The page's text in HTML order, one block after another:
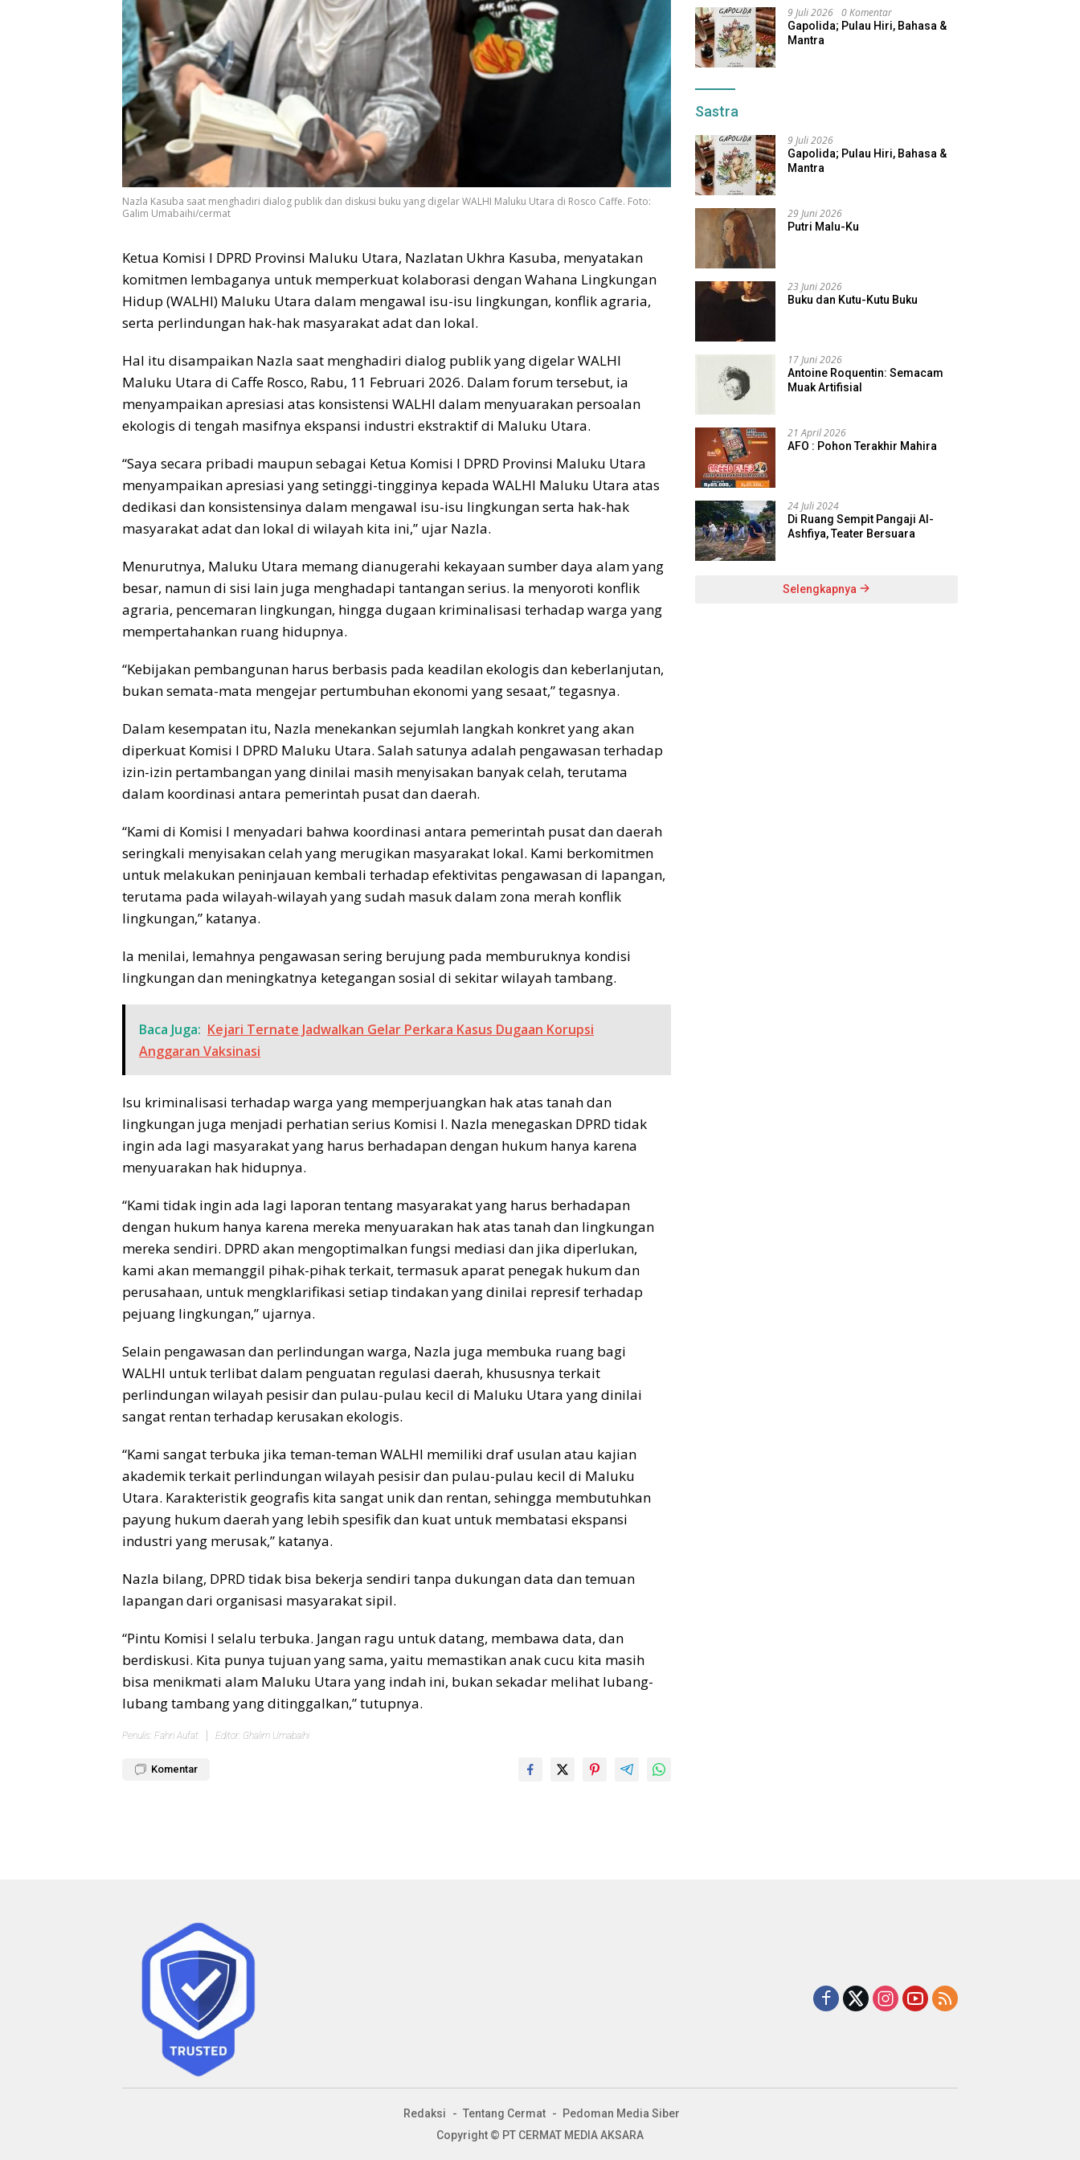
Nazla Kasuba saat menghadiri dialog publik dan diskusi buku yang digelar WALHI Maluku Utara di Rosco Caffe. Foto:
Galim Umabaihi/cermat
Ketua Komisi I DPRD Provinsi Maluku Utara, Nazlatan Ukhra Kasuba, menyatakan
komitmen lembaganya untuk memperkuat kolaborasi dengan Wahana Lingkungan
Hidup (WALHI) Maluku Utara dalam mengawal isu-isu lingkungan, konflik agraria,
serta perlindungan hak-hak masyarakat adat dan lokal.
Hal itu disampaikan Nazla saat menghadiri dialog publik yang digelar WALHI
Maluku Utara di Caffe Rosco, Rabu, 11 Februari 2026. Dalam forum tersebut, ia
menyampaikan apresiasi atas konsistensi WALHI dalam menyuarakan persoalan
ekologis di tengah masifnya ekspansi industri ekstraktif di Maluku Utara.
“Saya secara pribadi maupun sebagai Ketua Komisi I DPRD Provinsi Maluku Utara
menyampaikan apresiasi yang setinggi-tingginya kepada WALHI Maluku Utara atas
dedikasi dan konsistensinya dalam mengawal isu-isu lingkungan serta hak-hak
masyarakat adat dan lokal di wilayah kita ini,” ujar Nazla.
Menurutnya, Maluku Utara memang dianugerahi kekayaan sumber daya alam yang
besar, namun di sisi lain juga menghadapi tantangan serius. Ia menyoroti konflik
agraria, pencemaran lingkungan, hingga dugaan kriminalisasi terhadap warga yang
mempertahankan ruang hidupnya.
“Kebijakan pembangunan harus berbasis pada keadilan ekologis dan keberlanjutan,
bukan semata-mata mengejar pertumbuhan ekonomi yang sesaat,” tegasnya.
Dalam kesempatan itu, Nazla menekankan sejumlah langkah konkret yang akan
diperkuat Komisi I DPRD Maluku Utara. Salah satunya adalah pengawasan terhadap
izin-izin pertambangan yang dinilai masih menyisakan banyak celah, terutama
dalam koordinasi antara pemerintah pusat dan daerah.
“Kami di Komisi I menyadari bahwa koordinasi antara pemerintah pusat dan daerah
seringkali menyisakan celah yang merugikan masyarakat lokal. Kami berkomitmen
untuk melakukan peninjauan kembali terhadap efektivitas pengawasan di lapangan,
terutama pada wilayah-wilayah yang sudah masuk dalam zona merah konflik
lingkungan,” katanya.
Ia menilai, lemahnya pengawasan sering berujung pada memburuknya kondisi
lingkungan dan meningkatnya ketegangan sosial di sekitar wilayah tambang.
Baca Juga: Kejari Ternate Jadwalkan Gelar Perkara Kasus Dugaan Korupsi
Anggaran Vaksinasi
Isu kriminalisasi terhadap warga yang memperjuangkan hak atas tanah dan
lingkungan juga menjadi perhatian serius Komisi I. Nazla menegaskan DPRD tidak
ingin ada lagi masyarakat yang harus berhadapan dengan hukum hanya karena
menyuarakan hak hidupnya.
“Kami tidak ingin ada lagi laporan tentang masyarakat yang harus berhadapan
dengan hukum hanya karena mereka menyuarakan hak atas tanah dan lingkungan
mereka sendiri. DPRD akan mengoptimalkan fungsi mediasi dan jika diperlukan,
kami akan memanggil pihak-pihak terkait, termasuk aparat penegak hukum dan
perusahaan, untuk mengklarifikasi setiap tindakan yang dinilai represif terhadap
pejuang lingkungan,” ujarnya.
Selain pengawasan dan perlindungan warga, Nazla juga membuka ruang bagi
WALHI untuk terlibat dalam penguatan regulasi daerah, khususnya terkait
perlindungan wilayah pesisir dan pulau-pulau kecil di Maluku Utara yang dinilai
sangat rentan terhadap kerusakan ekologis.
“Kami sangat terbuka jika teman-teman WALHI memiliki draf usulan atau kajian
akademik terkait perlindungan wilayah pesisir dan pulau-pulau kecil di Maluku
Utara. Karakteristik geografis kita sangat unik dan rentan, sehingga membutuhkan
payung hukum daerah yang lebih spesifik dan kuat untuk membatasi ekspansi
industri yang merusak,” katanya.
Nazla bilang, DPRD tidak bisa bekerja sendiri tanpa dukungan data dan temuan
lapangan dari organisasi masyarakat sipil.
“Pintu Komisi I selalu terbuka. Jangan ragu untuk datang, membawa data, dan
berdiskusi. Kita punya tujuan yang sama, yaitu memastikan anak cucu kita masih
bisa menikmati alam Maluku Utara yang indah ini, bukan sekadar melihat lubang-
lubang tambang yang ditinggalkan,” tutupnya.
Penulis: Fahri Aufat Editor: Ghalim Umabaihi
Komentar
9 Juli 2026 0 Komentar
Gapolida; Pulau Hiri, Bahasa &
Mantra
Sastra
9 Juli 2026
Gapolida; Pulau Hiri, Bahasa &
Mantra
29 Juni 2026
Putri Malu-Ku
23 Juni 2026
Buku dan Kutu-Kutu Buku
17 Juni 2026
Antoine Roquentin: Semacam
Muak Artifisial
21 April 2026
AFO : Pohon Terakhir Mahira
24 Juli 2024
Di Ruang Sempit Pangaji Al-
Ashfiya, Teater Bersuara
Selengkapnya
Redaksi Tentang Cermat
Pedoman Media Siber
Copyright © PT CERMAT MEDIA AKSARA